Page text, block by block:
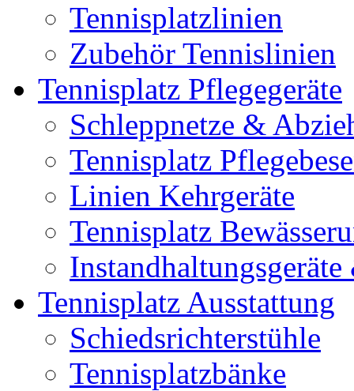
Tennisplatzlinien
Zubehör Tennislinien
Tennisplatz Pflegegeräte
Schleppnetze &
Tennisplatz
Linien Kehrgeräte
Tennisplatz
Tennisplatz Ausstattung
Schiedsrichterstühle
Tennisplatzbänke